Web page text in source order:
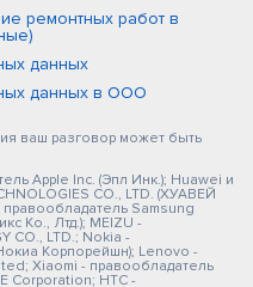
ремонтных работ в
данных
данных в ООО
ваш разговор может быть
Apple Inc. (Эпл Инк.); Huawei и
CO., LTD. (ХУАВЕЙ
Samsung
Ко., Лтд.); MEIZU -
CO., LTD.; Nokia -
Корпорейшн); Lenovo -
Xiaomi - правообладатель
Corporation; HTC -